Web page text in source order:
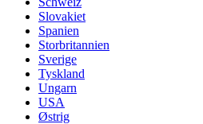
Slovakiet
Spanien
Storbritannien
Sverige
Tyskland
Ungarn
USA
Østrig